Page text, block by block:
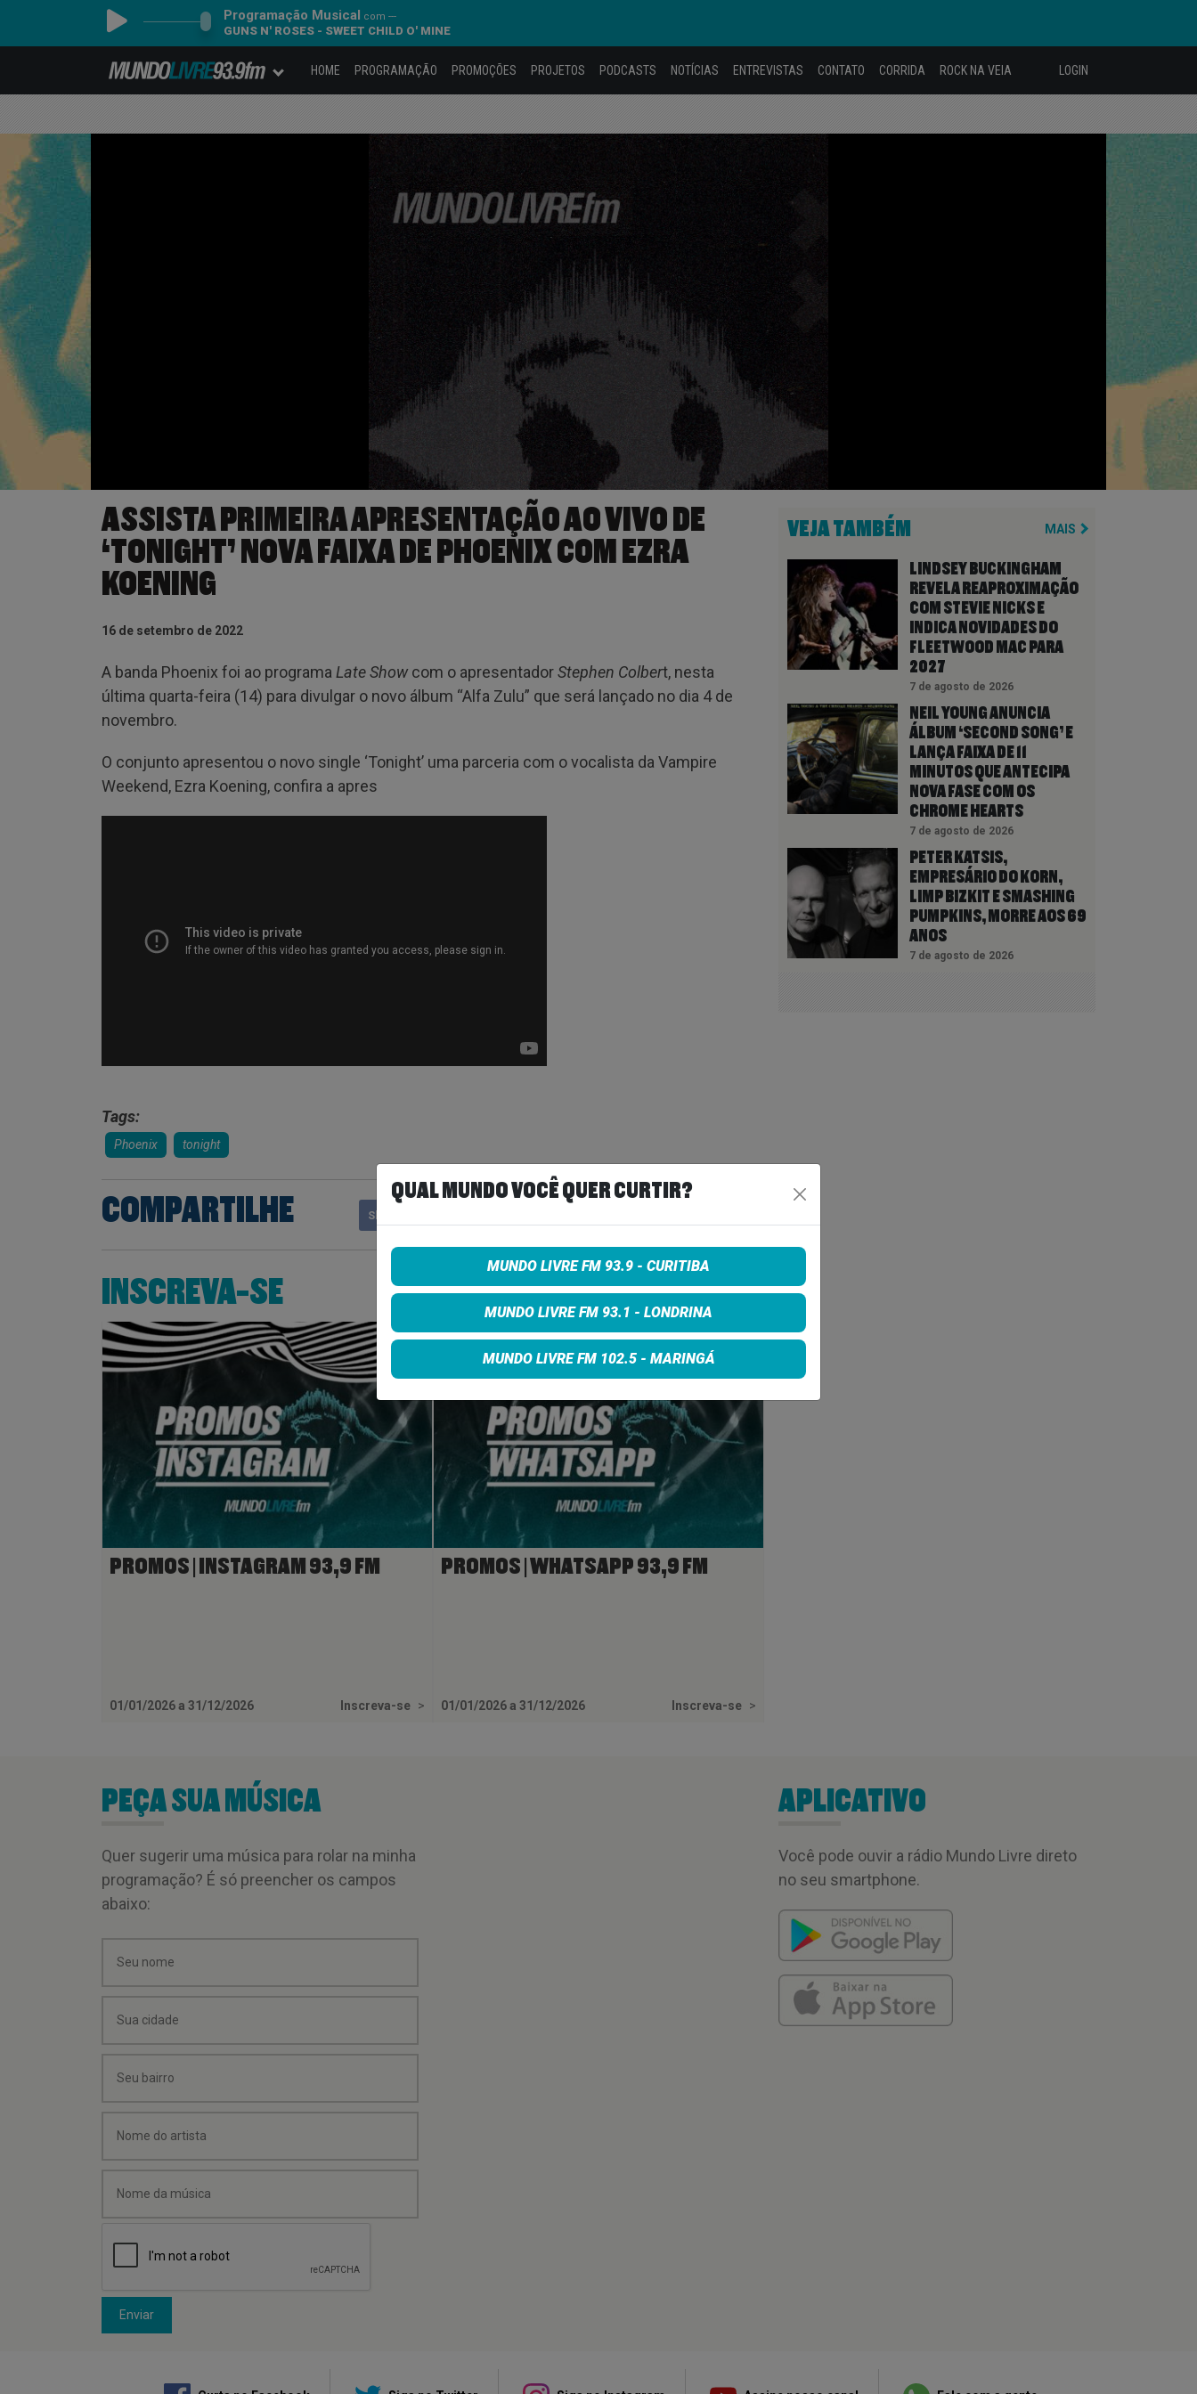
Programação Musical com ---
GUNS N' ROSES - SWEET CHILD O' MINE
HOME PROGRAMAÇÃO PROMOÇÕES PROJETOS PODCASTS NOTÍCIAS ENTREVISTAS CONTATO CORRIDA ROCK NA VEIA LOGIN
ASSISTA PRIMEIRA APRESENTAÇÃO AO VIVO DE
‘TONIGHT’ NOVA FAIXA DE PHOENIX COM EZRA
KOENING
16 de setembro de 2022
A banda Phoenix foi ao programa Late Showcom o apresentadorStephen Colbert, nesta
última quarta-feira (14) para divulgar o novo álbum “Alfa Zulu” que será lançado no dia 4 de
novembro.
O conjunto apresentou o novo single ‘Tonight’ uma parceria com o vocalista da Vampire
Weekend, Ezra Koening, confira a apres
Tags:
Phoenix tonight
COMPARTILHE Share on Facebook
VEJA TAMBÉM MAIS
LINDSEY BUCKINGHAM
REVELA REAPROXIMAÇÃO
COM STEVIE NICKS E
INDICA NOVIDADES DO
FLEETWOOD MAC PARA
2027
7 de agosto de 2026
NEIL YOUNG ANUNCIA
ÁLBUM ‘SECOND SONG’ E
LANÇA FAIXA DE 11
MINUTOS QUE ANTECIPA
NOVA FASE COM OS
CHROME HEARTS
7 de agosto de 2026
PETER KATSIS,
EMPRESÁRIO DO KORN,
LIMP BIZKIT E SMASHING
PUMPKINS, MORRE AOS 69
ANOS
7 de agosto de 2026
INSCREVA-SE
PROMOS | INSTAGRAM 93,9 FM
01/01/2026 a 31/12/2026 Inscreva-se >
PROMOS | WHATSAPP 93,9 FM
01/01/2026 a 31/12/2026 Inscreva-se >
PEÇA SUA MÚSICA
Quer sugerir uma música para rolar na minha
programação? É só preencher os campos
abaixo:
Enviar
APLICATIVO
Você pode ouvir a rádio Mundo Livre direto
no seu smartphone.
QUAL MUNDO VOCÊ QUER CURTIR?
MUNDO LIVRE FM 93.9 - CURITIBA
MUNDO LIVRE FM 93.1 - LONDRINA
MUNDO LIVRE FM 102.5 - MARINGÁ